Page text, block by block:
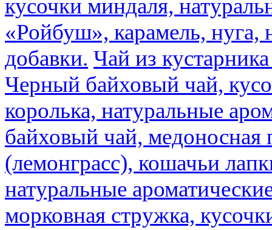
кусочки миндаля,
«Ройбуш», карамель, нуга,
добавки. Чай из
Черный байховый чай,
королька, натуральные
байховый чай, медоносная
(лемонграсс), кошачьи
натуральные
морковная стружка,